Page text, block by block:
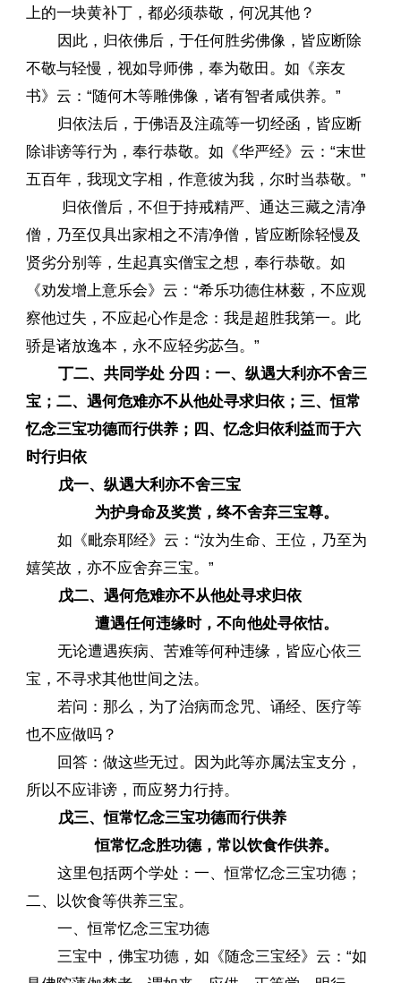
上的一块黄补丁，都必须恭敬，何况其他？
因此，归依佛后，于任何胜劣佛像，皆应断除
不敬与轻慢，视如导师佛，奉为敬田。如《亲友
书》云：“随何木等雕佛像，诸有智者咸供养。”
归依法后，于佛语及注疏等一切经函，皆应断
除诽谤等行为，奉行恭敬。如《华严经》云：“末世
五百年，我现文字相，作意彼为我，尔时当恭敬。”
归依僧后，不但于持戒精严、通达三藏之清净
僧，乃至仅具出家相之不清净僧，皆应断除轻慢及
贤劣分别等，生起真实僧宝之想，奉行恭敬。如
《劝发增上意乐会》云：“希乐功德住林薮，不应观
察他过失，不应起心作是念：我是超胜我第一。此
骄是诸放逸本，永不应轻劣苾刍。”
丁二、共同学处 分四：一、纵遇大利亦不舍三
宝；二、遇何危难亦不从他处寻求归依；三、恒常
忆念三宝功德而行供养；四、忆念归依利益而于六
时行归依
戊一、纵遇大利亦不舍三宝
为护身命及奖赏，终不舍弃三宝尊。
如《毗奈耶经》云：“汝为生命、王位，乃至为
嬉笑故，亦不应舍弃三宝。”
戊二、遇何危难亦不从他处寻求归依
遭遇任何违缘时，不向他处寻依怙。
无论遭遇疾病、苦难等何种违缘，皆应心依三
宝，不寻求其他世间之法。
若问：那么，为了治病而念咒、诵经、医疗等
也不应做吗？
回答：做这些无过。因为此等亦属法宝支分，
所以不应诽谤，而应努力行持。
戊三、恒常忆念三宝功德而行供养
恒常忆念胜功德，常以饮食作供养。
这里包括两个学处：一、恒常忆念三宝功德；
二、以饮食等供养三宝。
一、恒常忆念三宝功德
三宝中，佛宝功德，如《随念三宝经》云：“如